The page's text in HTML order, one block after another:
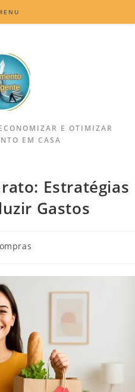
E OTIMIZAR
EM CASA
Estratégias
Gastos